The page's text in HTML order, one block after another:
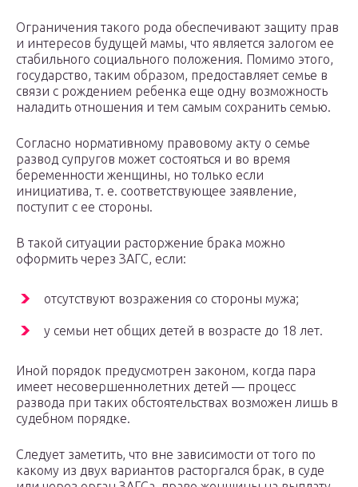
Ограничения такого рода обеспечивают защиту прав
и интересов будущей мамы, что является залогом ее
стабильного социального положения. Помимо этого,
государство, таким образом, предоставляет семье в
связи с рождением ребенка еще одну возможность
наладить отношения и тем самым сохранить семью.
Согласно нормативному правовому акту о семье
развод супругов может состояться и во время
беременности женщины, но только если
инициатива, т. е. соответствующее заявление,
поступит с ее стороны.
В такой ситуации расторжение брака можно
оформить через ЗАГС, если:
отсутствуют возражения со стороны мужа;
у семьи нет общих детей в возрасте до 18 лет.
Иной порядок предусмотрен законом, когда пара
имеет несовершеннолетних детей — процесс
развода при таких обстоятельствах возможен лишь в
судебном порядке.
Следует заметить, что вне зависимости от того по
какому из двух вариантов расторгался брак, в суде